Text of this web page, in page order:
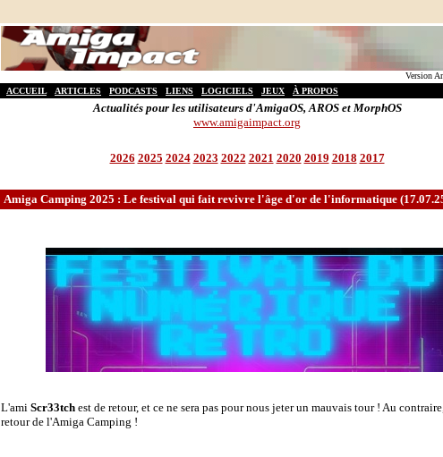
Version
ACCUEIL
ARTICLES PODCASTS LIENS LOGICIELS JEUX À PROPOS
Actualités pour les utilisateurs d'AmigaOS, AROS et MorphOS
www.amigaimpact.org
2026 2025 2024 2023 2022 2021 2020 2019 2018 2017
Amiga Camping 2025 : Le festival qui fait revivre l'âge d'or de l'informatique
L'ami Scr33tch est de retour, et ce ne sera pas pour nous jeter un mauvais tour ! Au
retour de l'Amiga Camping !